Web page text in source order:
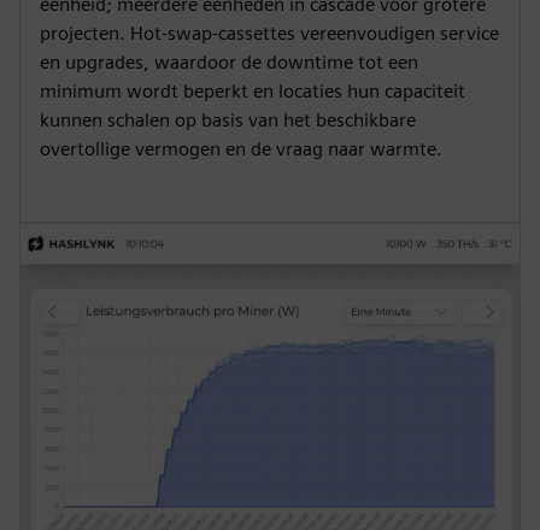
projecten. Hot-swap-cassettes vereenvoudigen service
en upgrades, waardoor de downtime tot een
minimum wordt beperkt en locaties hun capaciteit
kunnen schalen op basis van het beschikbare
overtollige vermogen en de vraag naar warmte.